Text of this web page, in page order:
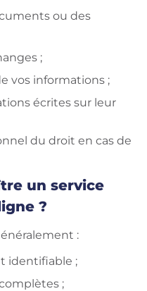
ou des
;
vos informations ;
écrites sur leur
du droit en cas de
un service
?
:
identifiable ;
;